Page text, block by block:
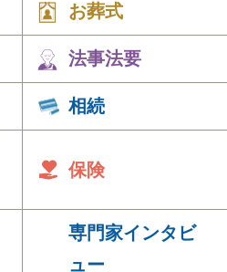
お葬式
法事法要
相続
保険
専門家インタビ
ュー